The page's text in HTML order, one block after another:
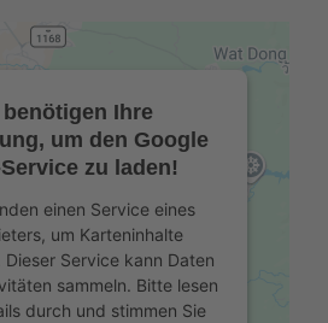
Ihre
um den Google
zu laden!
einen Service eines
um Karteninhalte
Service kann Daten
sammeln. Bitte lesen
durch und stimmen Sie